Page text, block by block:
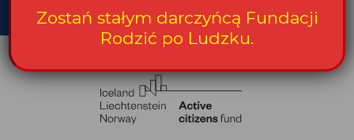
Zostań stałym darczyńcą Fundacji
Rodzić po Ludzku.